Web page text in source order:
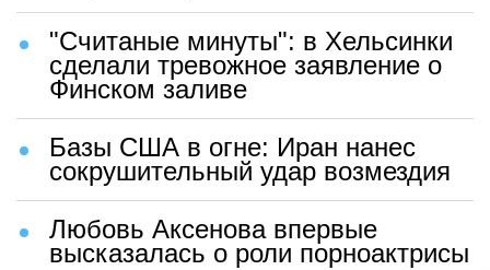
"Считаные минуты": в Хельсинки
сделали тревожное заявление о
Финском заливе
Базы США в огне: Иран нанес
сокрушительный удар возмездия
Любовь Аксенова впервые
высказалась о роли порноактрисы